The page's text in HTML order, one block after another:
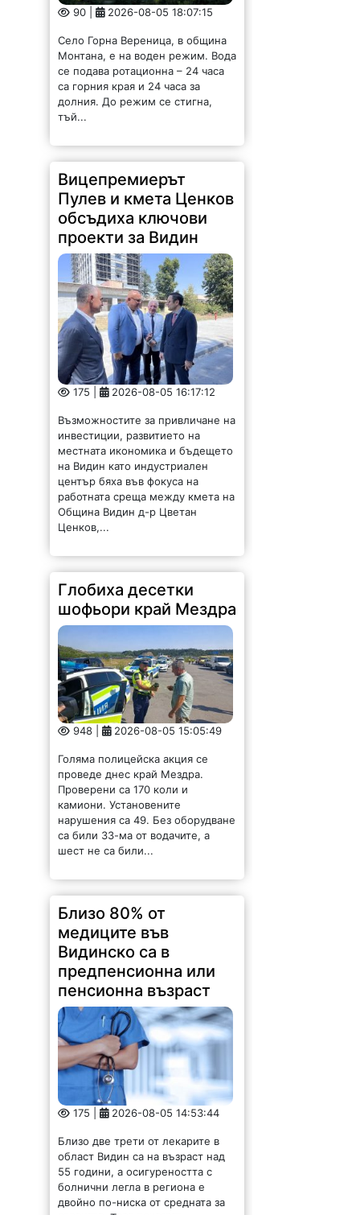
се подава ротационна – 24 часа
долния. До режим се стигна,
тъй...
Вицепремиерът
Пулев и кмета Ценков
обсъдиха ключови
проекти за Видин
175 | 2026-08-05 16:17:12
Възможностите за привличане на
инвестиции, развитието на
местната икономика и бъдещето
център бяха във фокуса на
работната среща между кмета на
Община Видин д-р Цветан
Ценков,...
Глобиха десетки
шофьори край Мездра
948 | 2026-08-05 15:05:49
Голяма полицейска акция се
проведе днес край Мездра.
Проверени са 170 коли и
нарушения са 49. Без оборудване
са били 33-ма от водачите, а
шест не са били...
Близо 80% от
медиците във
Видинско са в
предпенсионна или
пенсионна възраст
175 | 2026-08-05 14:53:44
Близо две трети от лекарите в
област Видин са на възраст над
55 години, а осигуреността с
двойно по-ниска от средната за
страната. Това показват...